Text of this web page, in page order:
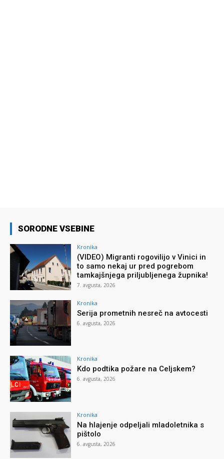
SORODNE VSEBINE
Kronika
(VIDEO) Migranti rogovilijo v Vinici in
to samo nekaj ur pred pogrebom
tamkajšnjega priljubljenega župnika!
7. avgusta, 2026
Kronika
Serija prometnih nesreč na avtocesti
6. avgusta, 2026
Kronika
Kdo podtika požare na Celjskem?
6. avgusta, 2026
Kronika
Na hlajenje odpeljali mladoletnika s
pištolo
6. avgusta, 2026